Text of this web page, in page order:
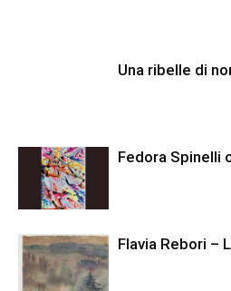
Una ribelle di
Fedora Spinelli
Flavia Rebori –